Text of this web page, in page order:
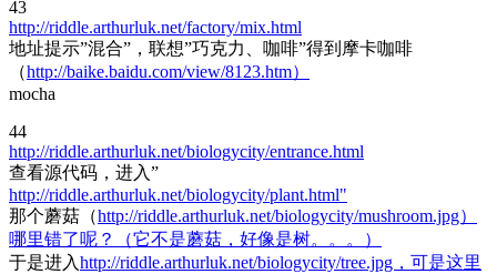
43
http://riddle.arthurluk.net/factory/mix.html
地址提示”混合”，联想”巧克力、咖啡”得到摩卡咖啡
（http://baike.baidu.com/view/8123.htm）
mocha
44
http://riddle.arthurluk.net/biologycity/entrance.html
查看源代码，进入”
http://riddle.arthurluk.net/biologycity/plant.html"
那个蘑菇（http://riddle.arthurluk.net/biologycity/mushroom.jpg）
哪里错了呢？（它不是蘑菇，好像是树。。。）
于是进入http://riddle.arthurluk.net/biologycity/tree.jpg，可是这里